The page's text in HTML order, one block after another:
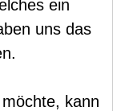
ein
uns das
kann